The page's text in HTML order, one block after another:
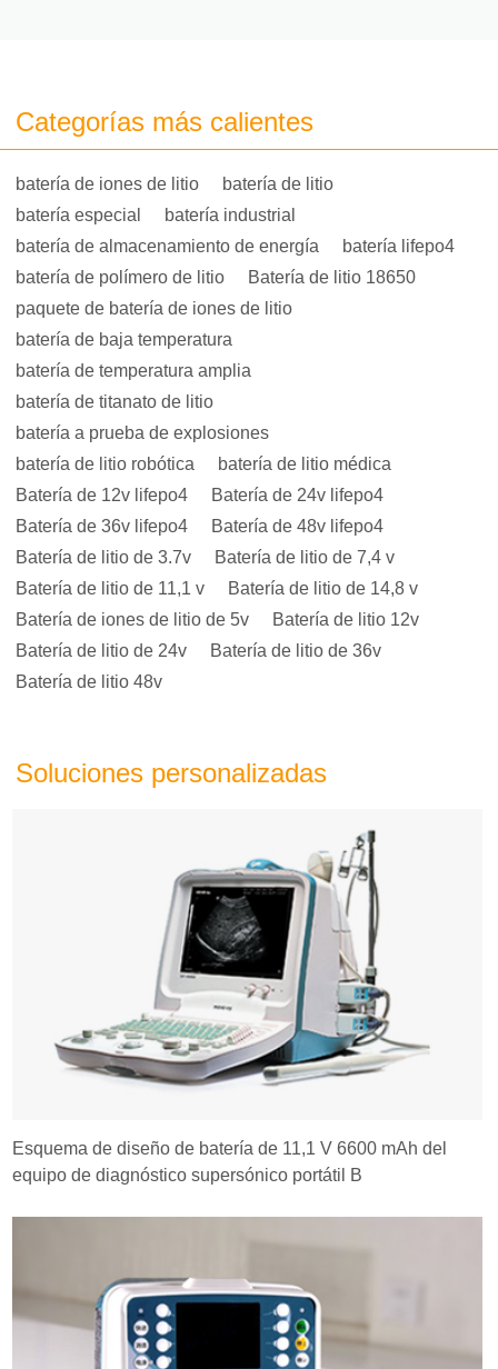
Categorías más calientes
batería de iones de litio
batería de litio
batería especial
batería industrial
batería de almacenamiento de energía
batería lifepo4
batería de polímero de litio
Batería de litio 18650
paquete de batería de iones de litio
batería de baja temperatura
batería de temperatura amplia
batería de titanato de litio
batería a prueba de explosiones
batería de litio robótica
batería de litio médica
Batería de 12v lifepo4
Batería de 24v lifepo4
Batería de 36v lifepo4
Batería de 48v lifepo4
Batería de litio de 3.7v
Batería de litio de 7,4 v
Batería de litio de 11,1 v
Batería de litio de 14,8 v
Batería de iones de litio de 5v
Batería de litio 12v
Batería de litio de 24v
Batería de litio de 36v
Batería de litio 48v
Soluciones personalizadas
Esquema de diseño de batería de 11,1 V 6600 mAh del
equipo de diagnóstico supersónico portátil B